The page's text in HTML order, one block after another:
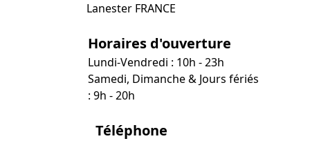
Lanester FRANCE
Horaires d'ouverture
Lundi-Vendredi : 10h - 23h
Samedi, Dimanche & Jours fériés
: 9h - 20h
Téléphone